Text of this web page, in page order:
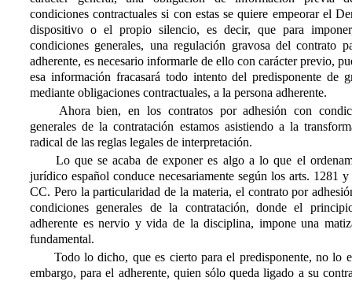
condiciones contractuales si con estas se quiere empeorar el
dispositivo o el propio silencio, es decir, que para
condiciones generales, una regulación gravosa del contrato
adherente, es necesario informarle de ello con carácter previo,
esa información fracasará todo intento del predisponente de
mediante obligaciones contractuales, a la persona adherente.
Ahora bien, en los contratos por adhesión con
generales de la contratación estamos asistiendo a la
radical de las reglas legales de interpretación.
Lo que se acaba de exponer es algo a lo que el
jurídico español conduce necesariamente según los arts. 1281
CC. Pero la particularidad de la materia, el contrato por
condiciones generales de la contratación, donde el
adherente es nervio y vida de la disciplina, impone una
fundamental.
Todo lo dicho, que es cierto para el predisponente, no lo
embargo, para el adherente, quien sólo queda ligado a su